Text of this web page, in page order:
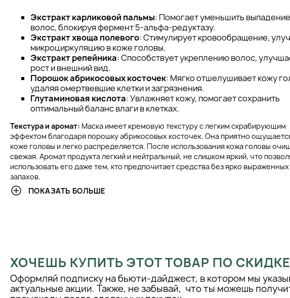
Экстракт карликовой пальмы: Помогает уменьшить выпадение
волос, блокируя фермент 5-альфа-редуктазу.
Экстракт хвоща полевого: Стимулирует кровообращение,
микроциркуляцию в коже головы.
Экстракт репейника: Способствует укреплению волос,
рост и внешний вид.
Порошок абрикосовых косточек: Мягко отшелушивает кожу
удаляя омертвевшие клетки и загрязнения.
Глутаминовая кислота: Увлажняет кожу, помогает сохранить
оптимальный баланс влаги в клетках.
Текстура и аромат: Маска имеет кремовую текстуру с легким скрабирующим
эффектом благодаря порошку абрикосовых косточек. Она приятно
коже головы и легко распределяется. После использования кожа головы
свежая. Аромат продукта легкий и нейтральный, не слишком яркий, что
использовать его даже тем, кто предпочитает средства без ярко выраженных
запахов.
Состав:Не содержит парабенов, сульфатов, силиконов и других потенциально
КЛИНИЧЕСКИЕ РЕЗУЛЬТАТЫ
Маска-скраб Eliokap Top Level Scrub Equilibrante E Revitalizzante
ПОКАЗАТЬ БОЛЬШЕ
ХОЧЕШЬ КУПИТЬ ЭТОТ ТОВАР ПО
Оформляй подписку на бьюти-дайджест, в котором мы
актуальные акции. Также, не забывай, что ты можешь